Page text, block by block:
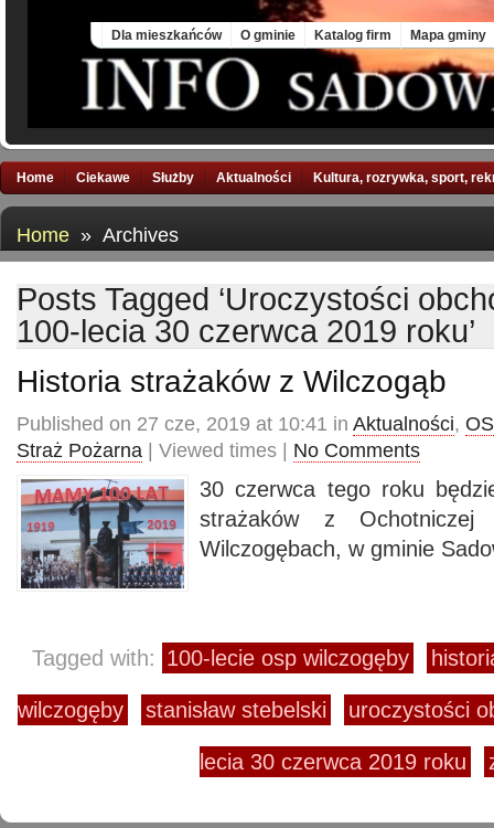
Dla mieszkańców O gminie Katalog firm Mapa gminy
Home Ciekawe Służby Aktualności Kultura, rozrywka, sport,
Home » Archives
Posts Tagged ‘Uroczystości
100-lecia 30 czerwca 2019 roku’
Historia strażaków z Wilczogąb
Published on 27 cze, 2019 at 10:41 in Aktualności,
Straż Pożarna | Viewed times | No Comments
30 czerwca tego roku
strażaków z
Wilczogębach, w gminie
Tagged with: 100-lecie osp wilczogęby
wilczogęby stanisław stebelski uroczystości
lecia 30 czerwca 2019 roku